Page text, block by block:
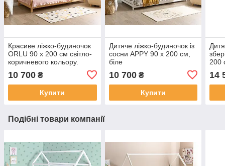
Красиве ліжко-будиночок
ORLU 90 x 200 см світло-
коричневого кольору.
10 700 ₴
Купити
Дитяче ліжко-будиночок із
сосни APPY 90 x 200 см,
біле
10 700₴
Купити
200
14
Подібні товари компанії